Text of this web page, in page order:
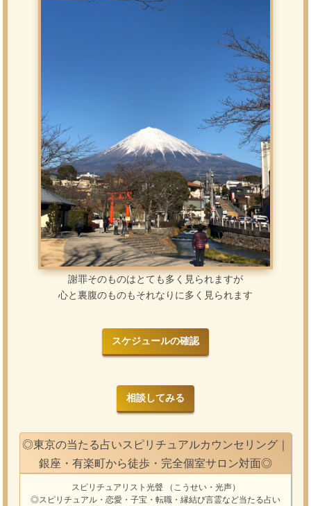
謝罪そのものはとても多く見られますが
心と裏腹のものもそれなりに多く見られます
スケジュールの確認
相談してみる
◎東京の当たる占いスピリチュアルカウンセリング｜
銀座・有楽町から徒歩・完全個室サロン対面◎
スピリチュアリスト光聲（こうせい・光声）
◎スピリチュアル・恋愛・子宝・転職・縁結び言霊など当たる占い